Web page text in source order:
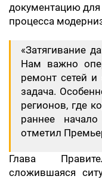
документацию для
процесса
«Затягивание
Нам важно
ремонт сетей и
задача.
регионов, где
раннее
отметил
Глава
сложившаяся